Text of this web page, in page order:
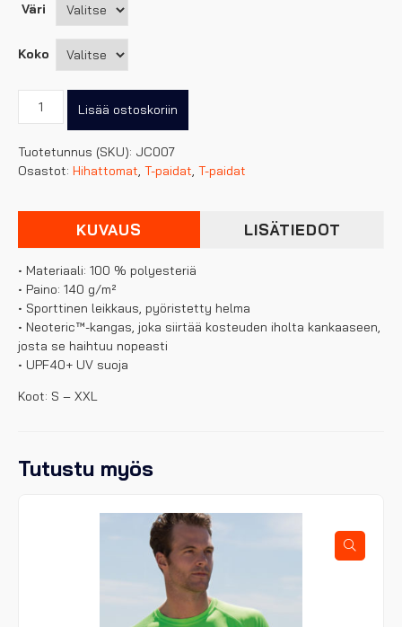
Väri
Koko
hihaton
määrä
Lisää ostoskoriin
Tuotetunnus (SKU): JC007
Osastot: Hihattomat, T-paidat, T-paidat
KUVAUS LISÄTIEDOT
• Materiaali: 100 % polyesteriä
• Paino: 140 g/m²
• Sporttinen leikkaus, pyöristetty helma
• Neoteric™-kangas, joka siirtää kosteuden iholta kankaaseen,
josta se haihtuu nopeasti
• UPF40+ UV suoja
Koot: S – XXL
Tutustu myös